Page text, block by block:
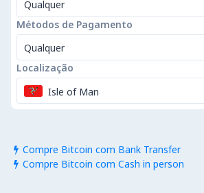
Qualquer
Métodos de Pagamento
Qualquer
Localização
Isle of Man
 Compre Bitcoin com Bank Transfer
 Compre Bitcoin com Cash in person